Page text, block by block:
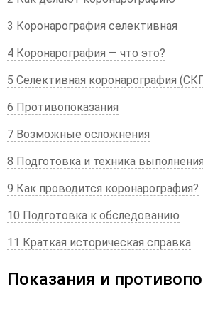
3 Коронарография селективная
4 Коронарография — что это?
5 Селективная коронарография
6 Противопоказания
7 Возможные осложнения
8 Подготовка и техника выполнения
9 Как проводится коронарография?
10 Подготовка к обследованию
11 Краткая историческая справка
Показания и